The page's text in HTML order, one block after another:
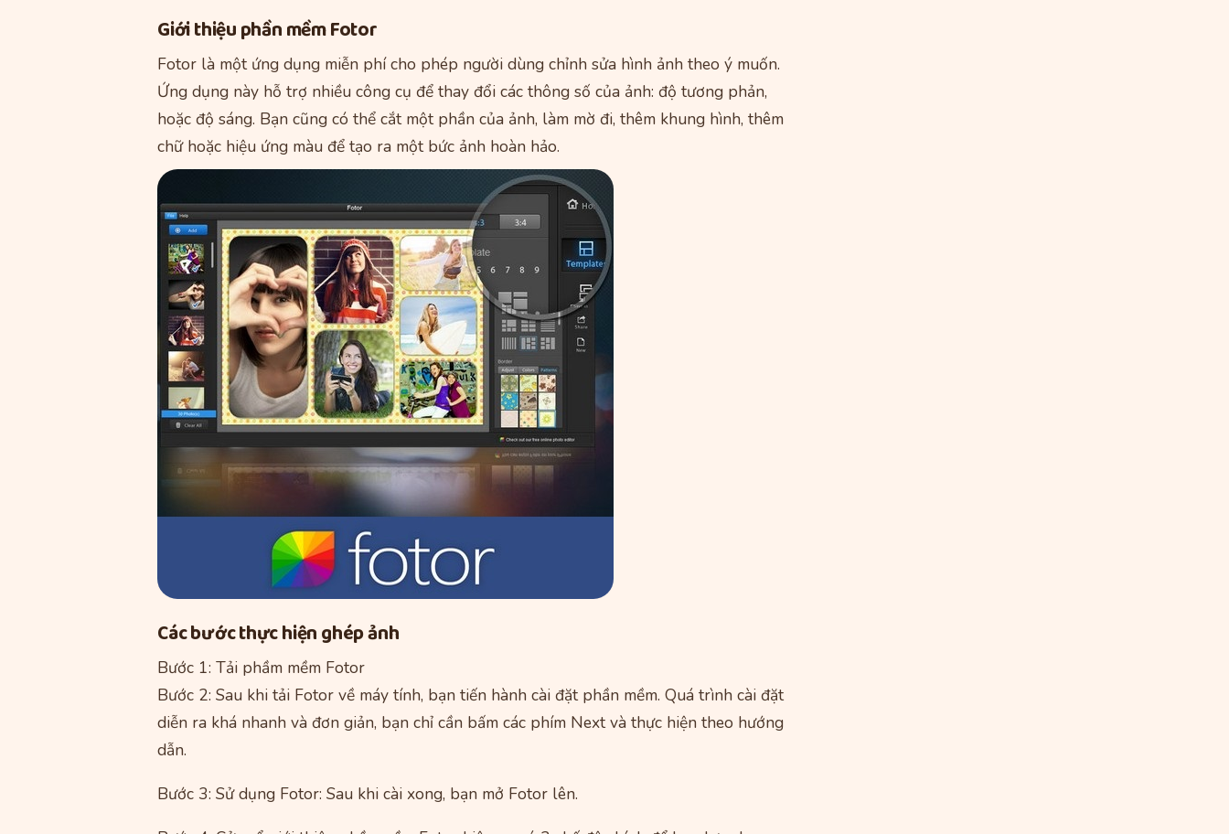
Giới thiệu phần mềm Fotor
Fotor là một ứng dụng miễn phí cho phép người dùng chỉnh sửa hình ảnh theo ý muốn.
Ứng dụng này hỗ trợ nhiều công cụ để thay đổi các thông số của ảnh: độ tương phản,
hoặc độ sáng. Bạn cũng có thể cắt một phần của ảnh, làm mờ đi, thêm khung hình, thêm
chữ hoặc hiệu ứng màu để tạo ra một bức ảnh hoàn hảo.
Các bước thực hiện ghép ảnh
Bước 1: Tải phầm mềm Fotor
Bước 2: Sau khi tải Fotor về máy tính, bạn tiến hành cài đặt phần mềm. Quá trình cài đặt
diễn ra khá nhanh và đơn giản, bạn chỉ cần bấm các phím Next và thực hiện theo hướng
dẫn.
Bước 3: Sử dụng Fotor: Sau khi cài xong, bạn mở Fotor lên.